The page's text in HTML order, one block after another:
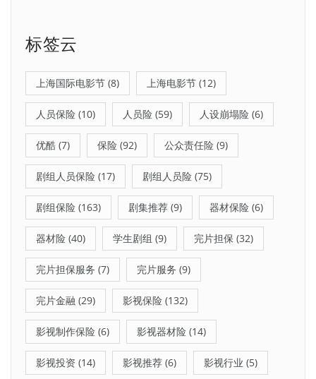
标签云
上海国际电影节 (8) 上海电影节 (12)
人员保险 (10) 人员险 (59) 人设崩塌险 (6)
优酷 (7) 保险 (92) 公众责任险 (9)
剧组人员保险 (17) 剧组人员险 (75)
剧组保险 (163) 剧集推荐 (9) 器材保险 (6)
器材险 (40) 学生剧组 (9) 完片担保 (32)
完片担保服务 (7) 完片服务 (9)
完片金融 (29) 影视保险 (132)
影视制作保险 (6) 影视器材险 (14)
影视投资 (14) 影视推荐 (6) 影视行业 (5)